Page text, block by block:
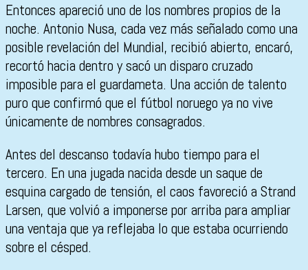
Entonces apareció uno de los nombres propios de la
noche. Antonio Nusa, cada vez más señalado como una
posible revelación del Mundial, recibió abierto, encaró,
recortó hacia dentro y sacó un disparo cruzado
imposible para el guardameta. Una acción de talento
puro que confirmó que el fútbol noruego ya no vive
únicamente de nombres consagrados.
Antes del descanso todavía hubo tiempo para el
tercero. En una jugada nacida desde un saque de
esquina cargado de tensión, el caos favoreció a Strand
Larsen, que volvió a imponerse por arriba para ampliar
una ventaja que ya reflejaba lo que estaba ocurriendo
sobre el césped.